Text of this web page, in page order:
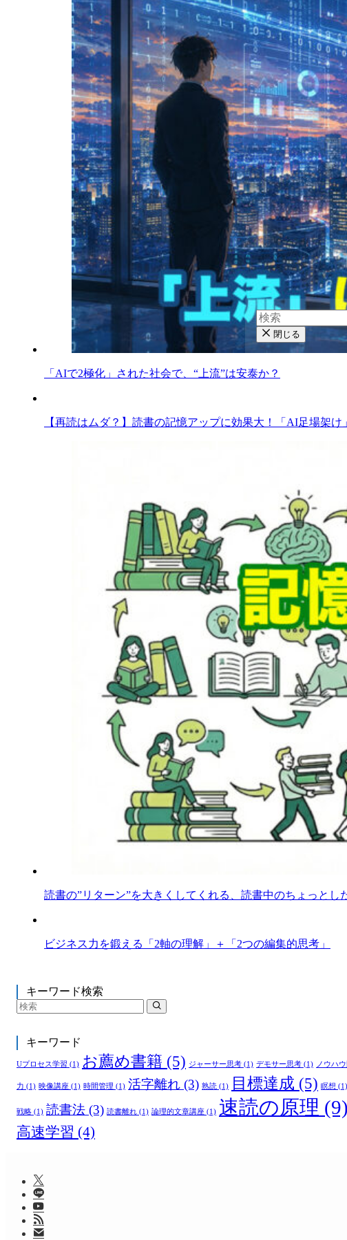
「AIで2極化」された社会で、“上流”は安泰か？
【再読はムダ？】読書の記憶アップに効果大！「AI足場架け
読書の”リターン”を大きくしてくれる、読書中のちょっとし
ビジネス力を鍛える「2軸の理解」＋「2つの編集的思考」
キーワード検索
キーワード
Uプロセス学習 (1) お薦め書籍 (5) ジャーサー思考 (1) デモサー思考 (1) ノウハ
力 (1) 映像講座 (1) 時間管理 (1) 活字離れ (3) 熟読 (1) 目標達成 (5) 瞑想 (1)
戦略 (1) 読書法 (3) 読書離れ (1) 論理的文章講座 (1) 速読の原理 (9)
高速学習 (4)
閉じる